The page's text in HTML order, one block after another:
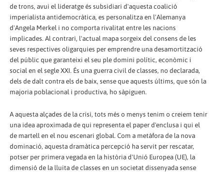
de trons, avui el lideratge és subsidiari d'aquesta coalició
imperialista antidemocràtica, es personalitza en l'Alemanya
d'Angela Merkel i no comporta rivalitat entre les nacions
implicades. Al contrari, l'actual mapa sorgeix del consens de les
seves respectives oligarquies per emprendre una desamortització
del públic que garanteixi el seu ple domini polític, econòmic i
social en el segle XXI. És una guerra civil de classes, no declarada,
dels de dalt contra els de baix, sense que aquests últims, que són la
majoria poblacional i productiva, ho sàpiguen.
A aquesta alçades de la crisi, tots més o menys tenim o creiem tenir
una idea aproximada de qui representa el paper d'enclusa i qui el
de martell en el nou escenari global. Com a metàfora de la nova
dominació, aquesta dramàtica percepció ha servit per rescatar,
potser per primera vegada en la història d'Unió Europea (UE), la
dimensió de la lluita de classes en un societat dissenyada sense